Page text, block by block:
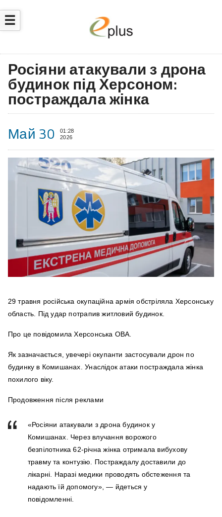
☰
Росіяни атакували з дрона
будинок під Херсоном:
постраждала жінка
Май 30
01:28
2026
29 травня російська окупаційна армія обстріляла Херсонську
область. Під удар потрапив житловий будинок.
Про це повідомила Херcонська ОВА.
Як зазначається, увечері окупанти застосували дрон по
будинку в Комишанах. Унаслідок атаки постраждала жінка
похилого віку.
Продовження після реклами
«Росіяни атакували з дрона будинок у
Комишанах. Через влучання ворожого
безпілотника 62-річна жінка отримала вибухову
травму та контузію. Постраждалу доставили до
лікарні. Наразі медики проводять обстеження та
надають їй допомогу», — йдеться у
повідомленні.